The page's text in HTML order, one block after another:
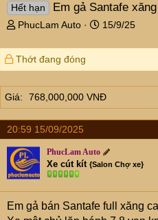
Hết hạn Em gả Santafe
T
r
e
d
s
a
r
t
e
r
PhucLam Auto
N
à
ử
i
15/9/25
Thớt đang đóng
Giá 768,000,000 VNĐ
20:59 15/09/2025
PhucLam Auto
Xe cút kít {Salon Chợ xe}
Em gả bán Santafe full xăng